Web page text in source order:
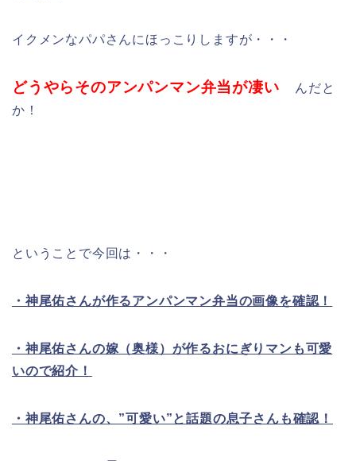
イクメンなパパさんにほっこりしますが・・・
どうやらそのアンパンマン弁当が凄い
んだと
か！
ということで今回は・・・
・神尾佑さんが作るアンパンマン弁当の画像を確認！
・神尾佑さんの嫁（奥様）が作るおにぎりマンも可愛
いので紹介！
・神尾佑さんの、”可愛い”と話題の息子さんも確認！